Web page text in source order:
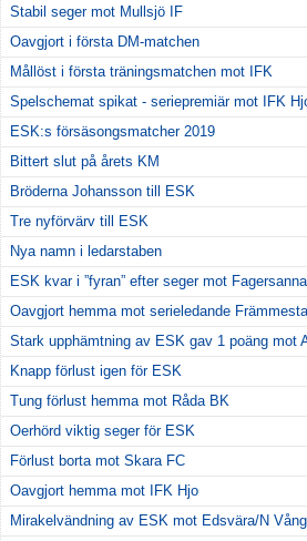
Stabil seger mot Mullsjö IF
Oavgjort i första DM-matchen
Mållöst i första träningsmatchen mot IFK
Spelschemat spikat - seriepremiär mot IFK
ESK:s försäsongsmatcher 2019
Bittert slut på årets KM
Bröderna Johansson till ESK
Tre nyförvärv till ESK
Nya namn i ledarstaben
ESK kvar i ”fyran” efter seger mot Fagersanna
Oavgjort hemma mot serieledande
Stark upphämtning av ESK gav 1 poäng mot
Knapp förlust igen för ESK
Tung förlust hemma mot Råda BK
Oerhörd viktig seger för ESK
Förlust borta mot Skara FC
Oavgjort hemma mot IFK Hjo
Mirakelvändning av ESK mot Edsvära/N